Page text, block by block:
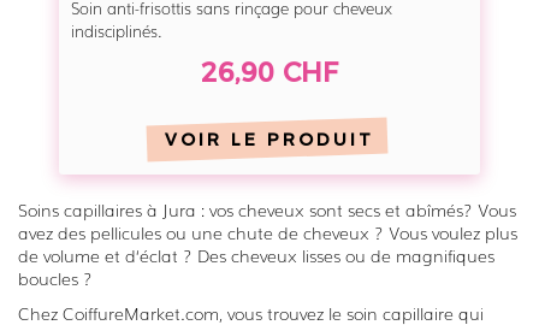
t
u
r
K
é
e
v
e
u
x
b
o
u
l
Soin anti-frisottis sans rinçage pour cheveux
indisciplinés.
26,90 CHF
VOIR LE PRODUIT
Soins capillaires à Jura : vos cheveux sont secs et abîmés? Vous
avez des pellicules ou une chute de cheveux ? Vous voulez plus
de volume et d‘éclat ? Des cheveux lisses ou de magnifiques
boucles ?
Chez CoiffureMarket.com, vous trouvez le soin capillaire qui